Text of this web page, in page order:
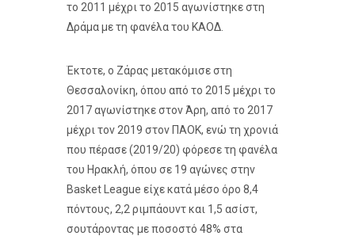
το 2011 μέχρι το 2015 αγωνίστηκε στη
Δράμα με τη φανέλα του ΚΑΟΔ.
Έκτοτε, ο Ζάρας μετακόμισε στη
Θεσσαλονίκη, όπου από το 2015 μέχρι το
2017 αγωνίστηκε στον Άρη, από το 2017
μέχρι τον 2019 στον ΠΑΟΚ, ενώ τη χρονιά
που πέρασε (2019/20) φόρεσε τη φανέλα
του Ηρακλή, όπου σε 19 αγώνες στην
Basket League είχε κατά μέσο όρο 8,4
πόντους, 2,2 ριμπάουντ και 1,5 ασίστ,
σουτάροντας με ποσοστό 48% στα